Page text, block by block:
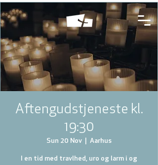
Aftengudstjeneste kl.
19:30
Sun 20 Nov Aarhus
I en tid med travlhed, uro og larm i og